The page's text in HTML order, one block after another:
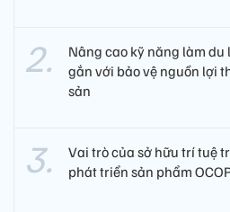
Nâng cao kỹ năng làm du
gắn với bảo vệ nguồn lợi
sản
Vai trò của sở hữu trí tuệ
phát triển sản phẩm